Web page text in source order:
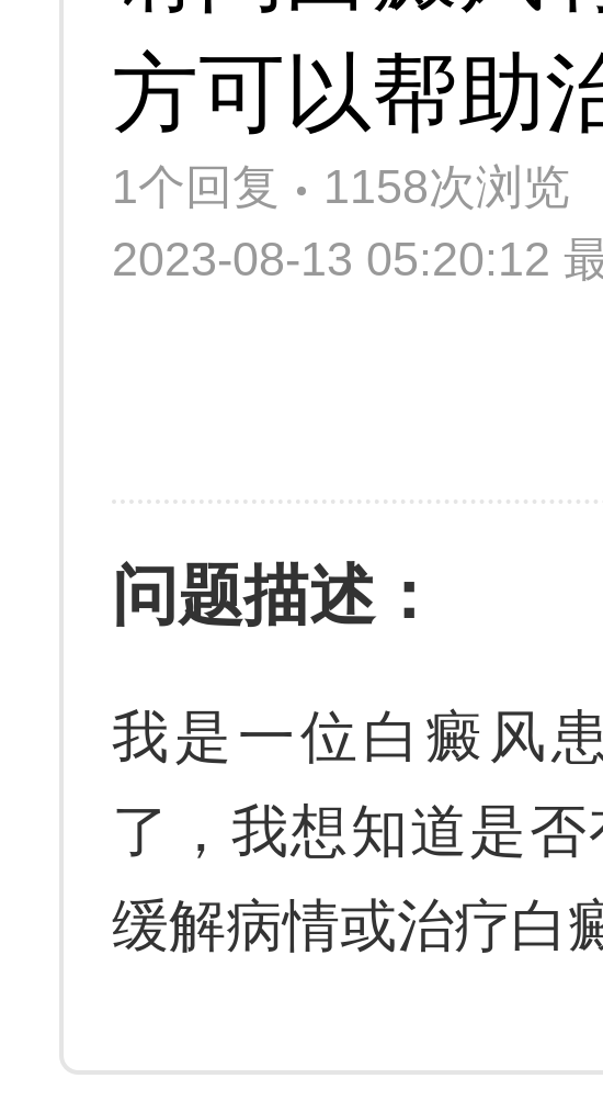
方可以帮助
1个回复
1158次浏览
2023-08-13 05:20:12
问题描述：
我是一位白癜风
了，我想知道是
缓解病情或治疗白